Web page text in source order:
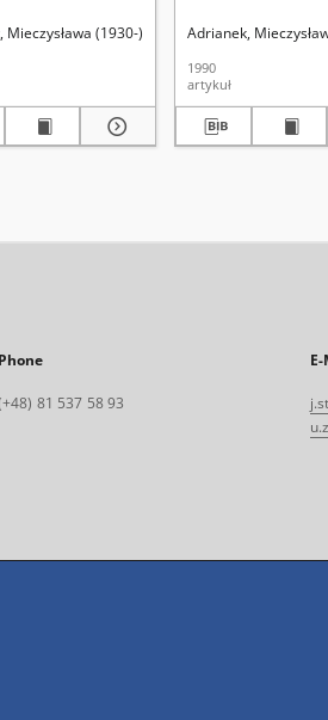
Adrianek, Mieczysława. Red. Olczak, Jadwiga.
Mieczysława (1930-) Adrianek,
1990
artykuł
Phone
81 537 58 93